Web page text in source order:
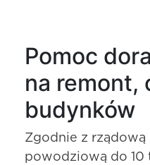
Pomoc
na remont,
budynków
Zgodnie z rządową
powodziową do 10